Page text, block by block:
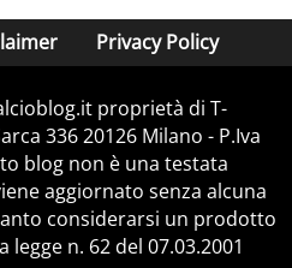
Privacy Policy
proprietà di T-
336 20126 Milano - P.Iva
blog non è una testata
aggiornato senza alcuna
considerarsi un prodotto
n. 62 del 07.03.2001